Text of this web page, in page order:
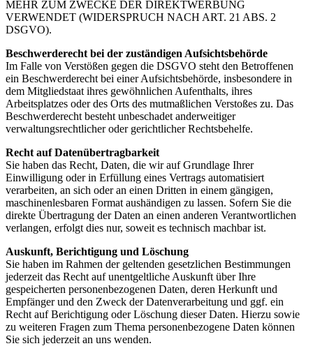
MEHR ZUM ZWECKE DER DIREKTWERBUNG
VERWENDET (WIDERSPRUCH NACH ART. 21 ABS. 2
DSGVO).
Beschwerderecht bei der zuständigen Aufsichtsbehörde
Im Falle von Verstößen gegen die DSGVO steht den Betroffenen
ein Beschwerderecht bei einer Aufsichtsbehörde, insbesondere in
dem Mitgliedstaat ihres gewöhnlichen Aufenthalts, ihres
Arbeitsplatzes oder des Orts des mutmaßlichen Verstoßes zu. Das
Beschwerderecht besteht unbeschadet anderweitiger
verwaltungsrechtlicher oder gerichtlicher Rechtsbehelfe.
Recht auf Datenübertragbarkeit
Sie haben das Recht, Daten, die wir auf Grundlage Ihrer
Einwilligung oder in Erfüllung eines Vertrags automatisiert
verarbeiten, an sich oder an einen Dritten in einem gängigen,
maschinenlesbaren Format aushändigen zu lassen. Sofern Sie die
direkte Übertragung der Daten an einen anderen Verantwortlichen
verlangen, erfolgt dies nur, soweit es technisch machbar ist.
Auskunft, Berichtigung und Löschung
Sie haben im Rahmen der geltenden gesetzlichen Bestimmungen
jederzeit das Recht auf unentgeltliche Auskunft über Ihre
gespeicherten personenbezogenen Daten, deren Herkunft und
Empfänger und den Zweck der Datenverarbeitung und ggf. ein
Recht auf Berichtigung oder Löschung dieser Daten. Hierzu sowie
zu weiteren Fragen zum Thema personenbezogene Daten können
Sie sich jederzeit an uns wenden.